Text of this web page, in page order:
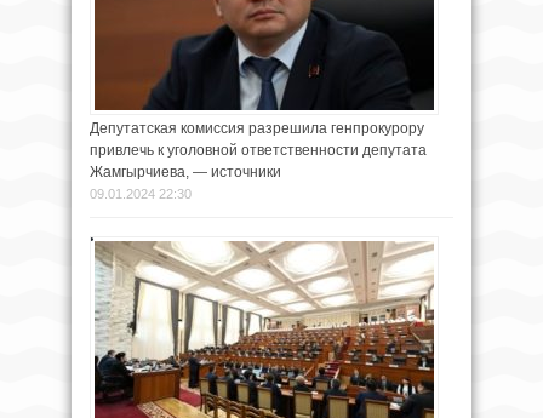
Депутатская комиссия разрешила генпрокурору
привлечь к уголовной ответственности депутата
Жамгырчиева, — источники
09.01.2024 22:30